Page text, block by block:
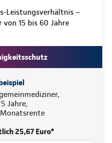
Leistungsverhältnis –
15 bis 60 Jahre
Jahre,
25,67 Euro*